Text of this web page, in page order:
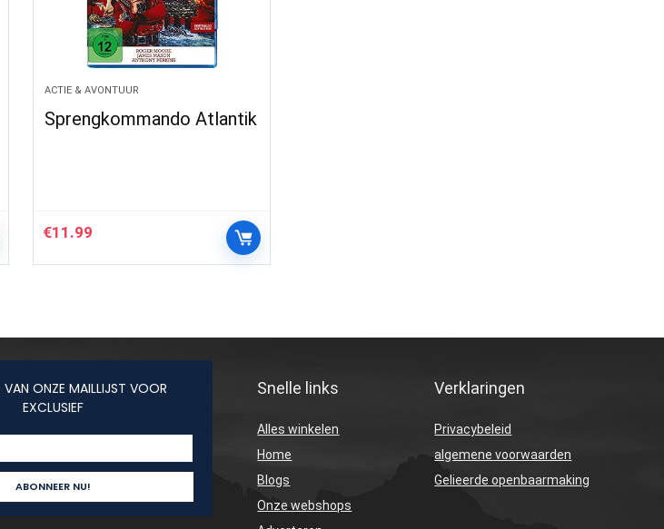
ACTIE & AVONTUUR
Sprengkommando Atlantik
€11.99
ONZE MAILLIJST VOOR
EXCLUSIEF
Snelle links
Alles winkelen
Home
Blogs
Onze webshops
Verklaringen
Privacybeleid
algemene voorwaarden
Gelieerde openbaarmaking